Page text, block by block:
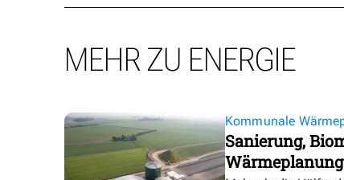
MEHR ZU ENERGIE
Kommunale
Sanierung,
Wärmeplanung